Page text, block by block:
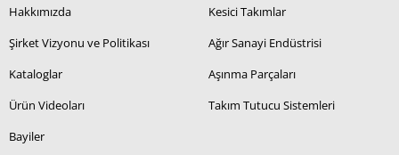
Hakkımızda
Şirket Vizyonu ve Politikası
Kataloglar
Ürün Videoları
Bayiler
Kesici Takımlar
Ağır Sanayi Endüstrisi
Aşınma Parçaları
Takım Tutucu Sistemleri